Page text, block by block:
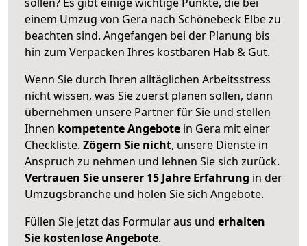
einem Umzug von Gera nach Schönebeck Elbe zu
beachten sind. Angefangen bei der Planung bis
hin zum Verpacken Ihres kostbaren Hab & Gut.
Wenn Sie durch Ihren alltäglichen Arbeitsstress
nicht wissen, was Sie zuerst planen sollen, dann
übernehmen unsere Partner für Sie und stellen
Ihnen kompetente Angebote in Gera mit einer
Checkliste. Zögern Sie nicht, unsere Dienste in
Anspruch zu nehmen und lehnen Sie sich zurück.
Vertrauen Sie unserer 15 Jahre Erfahrung in der
Umzugsbranche und holen Sie sich Angebote.
Füllen Sie jetzt das Formular aus und erhalten
Sie kostenlose Angebote.